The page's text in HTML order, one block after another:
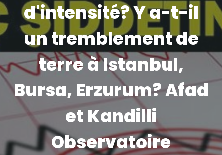
d'intensité? Y a-t-il
un tremblement de
terre à Istanbul,
Bursa, Erzurum? Afad
et Kandilli
Observatoire